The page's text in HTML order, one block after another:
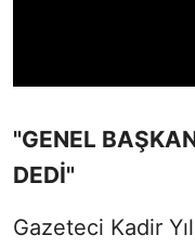
"GENEL
DEDİ"
Gazeteci Kadir